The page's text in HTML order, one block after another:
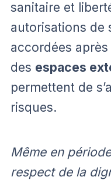
sanitaire et
autorisations de
accordées
des espaces
permettent de
risques.
Même en
respect de la